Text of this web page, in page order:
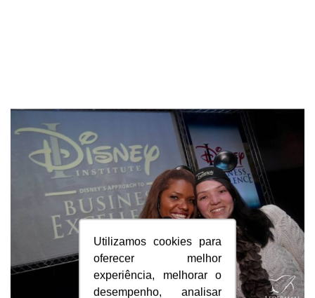
Utilizamos cookies para
oferecer melhor
experiência, melhorar o
desempenho, analisar